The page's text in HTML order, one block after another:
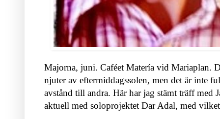
Majorna, juni. Caféet Matería vid Mariaplan.
njuter av eftermiddagssolen, men det är inte
avstånd till andra. Här har jag stämt träff med
aktuell med soloprojektet Dar Adal, med